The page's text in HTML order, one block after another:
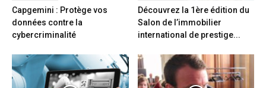
Capgemini : Protège vos
données contre la
cybercriminalité
Découvrez la 1ère édition du
Salon de l’immobilier
international de prestige...